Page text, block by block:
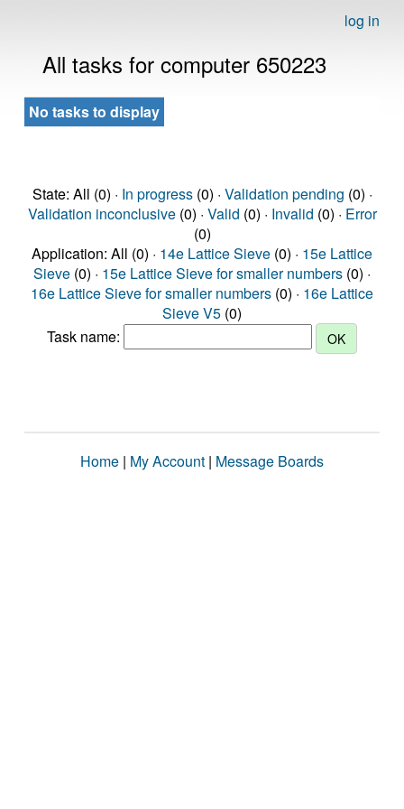
log in
All tasks for computer 650223
No tasks to display
State: All (0) · In progress(0) · Validation pending (0) ·
Validation inconclusive(0) · Valid (0) · Invalid (0) · Error
(0)
Application: All (0) · 14e Lattice Sieve (0) · 15e Lattice
Sieve (0) · 15e Lattice Sieve for smaller numbers (0) ·
16e Lattice Sieve for smaller numbers (0) · 16e Lattice
Sieve V5 (0)
Task name:
Home | My Account | Message Boards